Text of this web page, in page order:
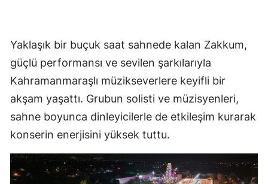
Yaklaşık bir buçuk saat sahnede kalan Zakkum,
güçlü performansı ve sevilen şarkılarıyla
Kahramanmaraşlı müzikseverlere keyifli bir
akşam yaşattı. Grubun solisti ve müzisyenleri,
sahne boyunca dinleyicilerle de etkileşim kurarak
konserin enerjisini yüksek tuttu.